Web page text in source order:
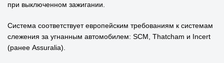
при выключенном зажигании.
Система соответствует европейским требованиям к системам
слежения за угнанным автомобилем: SCM, Thatcham и Incert
(ранее Assuralia).